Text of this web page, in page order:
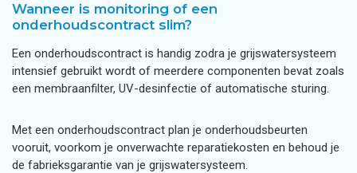
Wanneer is monitoring of een
onderhoudscontract slim?
Een onderhoudscontract is handig zodra je grijswatersysteem
intensief gebruikt wordt of meerdere componenten bevat zoals
een membraanfilter, UV-desinfectie of automatische sturing.
Met een onderhoudscontract plan je onderhoudsbeurten
vooruit, voorkom je onverwachte reparatiekosten en behoud je
de fabrieksgarantie van je grijswatersysteem.